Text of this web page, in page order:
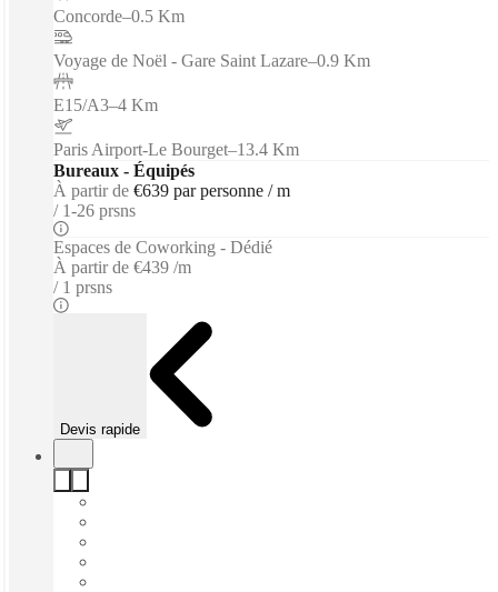
Concorde–0.5 Km
Voyage de Noël - Gare Saint Lazare–0.9 Km
E15/A3–4 Km
Paris Airport-Le Bourget–13.4 Km
Bureaux - Équipés
À partir de €639 par personne / m
1-26 prsns
Espaces de Coworking - Dédié
À partir de €439 /m
1 prsns
Devis rapide